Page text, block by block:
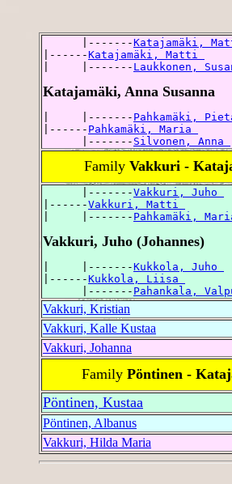
      |-------
Katajamäki,
|------Katajamäki, Matti
|     |------- Laukkonen,
Katajamäki, Anna Susanna
|     |------- Pahkamäki,
|------ Pahkamäki, Maria
      |-------
Silvonen, Anna
Family Vakkuri -
      |-------
Vakkuri, Juho
|------Vakkuri, Matti
|     |------- Pahkamäki,
Vakkuri, Juho (Johannes)
|     |-------Kukkola, Juho
|------Kukkola, Liisa
      |-------
Pahankala,
Vakkuri, Kristian
Vakkuri, Kalle Kustaa
Vakkuri, Johanna
Family Pöntinen -
Pöntinen, Kustaa
Pöntinen, Albanus
Vakkuri, Hilda Maria